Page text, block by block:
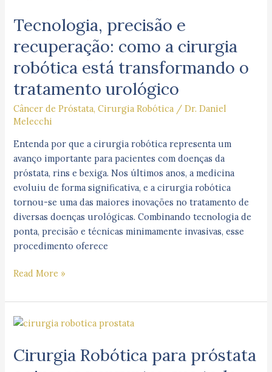
Tecnologia, precisão e
recuperação: como a cirurgia
robótica está transformando o
tratamento urológico
Câncer de Próstata,Cirurgia Robótica /Dr. Daniel
Melecchi
Entenda por que a cirurgia robótica representa um
avanço importante para pacientes com doenças da
próstata, rins e bexiga. Nos últimos anos, a medicina
evoluiu de forma significativa, e a cirurgia robótica
tornou-se uma das maiores inovações no tratamento de
diversas doenças urológicas. Combinando tecnologia de
ponta, precisão e técnicas minimamente invasivas, esse
procedimento oferece
recuperação:
a
cirurgia
está
transformando
o
tratamento
urológico
Read More »
Cirurgia Robótica para próstata
Cirurgia
para